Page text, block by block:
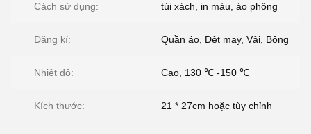
Cách sử dụng: túi xách, in màu, áo phông
Đăng kí: Quần áo, Dệt may, Vải, Bông
Nhiệt độ: Cao, 130 ℃ -150 ℃
Kích thước: 21 * 27cm hoặc tùy chỉnh